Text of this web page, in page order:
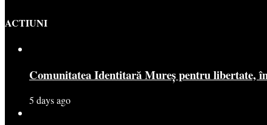
ACTIUNI
Comunitatea Identitară Mureș pentru libertate,
5 days ago